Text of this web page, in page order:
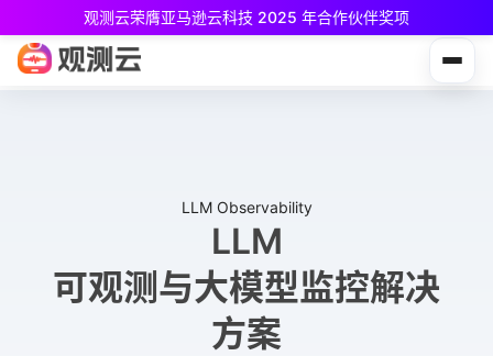
观测云荣膺亚马逊云科技 2025 年合作伙伴奖项
专为中小团队与个人开发者设计，立享强大可观测能力
LLM Observability
LLM
可观测与大模型监控解决
方案